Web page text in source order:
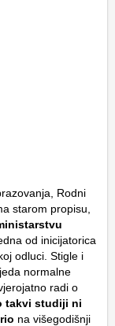
Rodni
starom propisu,
od inicijatorica
odluci. Stigle i
normalne
radi o
takvi studiji ni
na višegodišnji